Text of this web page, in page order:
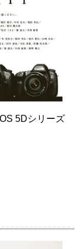
5Dシリーズ